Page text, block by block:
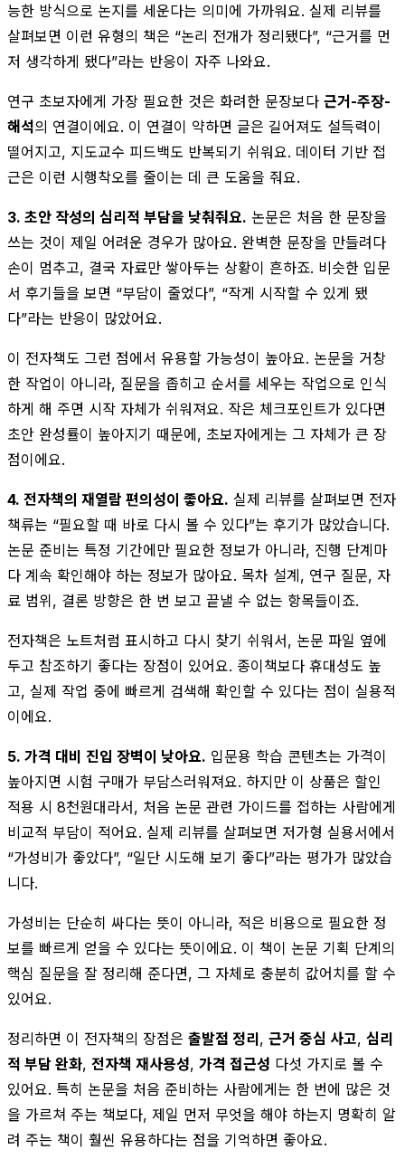
능한 방식으로 논지를 세운다는 의미에 가까워요. 실제 리뷰를
살펴보면 이런 유형의 책은 “논리 전개가 정리됐다”, “근거를 먼
저 생각하게 됐다”라는 반응이 자주 나와요.
연구 초보자에게 가장 필요한 것은 화려한 문장보다 근거-주장-
해석의 연결이에요. 이 연결이 약하면 글은 길어져도 설득력이
떨어지고, 지도교수 피드백도 반복되기 쉬워요. 데이터 기반 접
근은 이런 시행착오를 줄이는 데 큰 도움을 줘요.
3. 초안 작성의 심리적 부담을 낮춰줘요. 논문은 처음 한 문장을
쓰는 것이 제일 어려운 경우가 많아요. 완벽한 문장을 만들려다
손이 멈추고, 결국 자료만 쌓아두는 상황이 흔하죠. 비슷한 입문
서 후기들을 보면 “부담이 줄었다”, “작게 시작할 수 있게 됐
다”라는 반응이 많았어요.
이 전자책도 그런 점에서 유용할 가능성이 높아요. 논문을 거창
한 작업이 아니라, 질문을 좁히고 순서를 세우는 작업으로 인식
하게 해 주면 시작 자체가 쉬워져요. 작은 체크포인트가 있다면
초안 완성률이 높아지기 때문에, 초보자에게는 그 자체가 큰 장
점이에요.
4. 전자책의 재열람 편의성이 좋아요. 실제 리뷰를 살펴보면 전자
책류는 “필요할 때 바로 다시 볼 수 있다”는 후기가 많았습니다.
논문 준비는 특정 기간에만 필요한 정보가 아니라, 진행 단계마
다 계속 확인해야 하는 정보가 많아요. 목차 설계, 연구 질문, 자
료 범위, 결론 방향은 한 번 보고 끝낼 수 없는 항목들이죠.
전자책은 노트처럼 표시하고 다시 찾기 쉬워서, 논문 파일 옆에
두고 참조하기 좋다는 장점이 있어요. 종이책보다 휴대성도 높
고, 실제 작업 중에 빠르게 검색해 확인할 수 있다는 점이 실용적
이에요.
5. 가격 대비 진입 장벽이 낮아요. 입문용 학습 콘텐츠는 가격이
높아지면 시험 구매가 부담스러워져요. 하지만 이 상품은 할인
적용 시 8천원대라서, 처음 논문 관련 가이드를 접하는 사람에게
비교적 부담이 적어요. 실제 리뷰를 살펴보면 저가형 실용서에서
“가성비가 좋았다”, “일단 시도해 보기 좋다”라는 평가가 많았습
니다.
가성비는 단순히 싸다는 뜻이 아니라, 적은 비용으로 필요한 정
보를 빠르게 얻을 수 있다는 뜻이에요. 이 책이 논문 기획 단계의
핵심 질문을 잘 정리해 준다면, 그 자체로 충분히 값어치를 할 수
있어요.
정리하면 이 전자책의 장점은 출발점 정리, 근거 중심 사고, 심리
적 부담 완화, 전자책 재사용성, 가격 접근성 다섯 가지로 볼 수
있어요. 특히 논문을 처음 준비하는 사람에게는 한 번에 많은 것
을 가르쳐 주는 책보다, 제일 먼저 무엇을 해야 하는지 명확히 알
려 주는 책이 훨씬 유용하다는 점을 기억하면 좋아요.